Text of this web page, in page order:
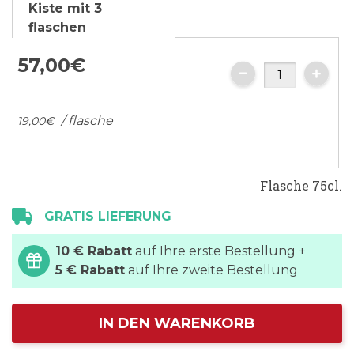
Kiste mit 3
flaschen
57,00€
19,00€ / flasche
Flasche 75cl.
GRATIS LIEFERUNG
10 € Rabatt auf Ihre erste Bestellung +
5 € Rabatt auf Ihre zweite Bestellung
IN DEN WARENKORB